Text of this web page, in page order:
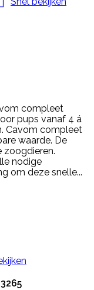
compleet
pups vanaf 4 á
Cavom compleet
waarde. De
zoogdieren.
nodige
om deze snelle...